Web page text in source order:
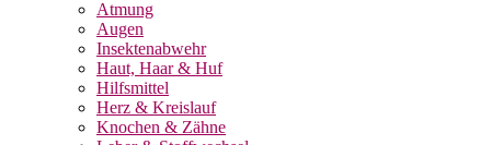
Atmung
Augen
Insektenabwehr
Haut, Haar & Huf
Hilfsmittel
Herz & Kreislauf
Knochen & Zähne